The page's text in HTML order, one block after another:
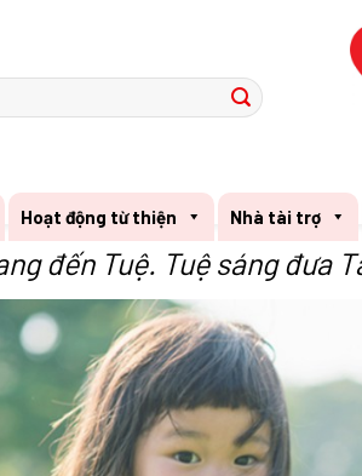
Hoạt động từ thiện Nhà tài trợ
đến Tuệ. Tuệ sáng đưa